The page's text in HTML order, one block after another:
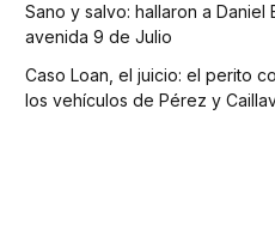
Sano y salvo: hallaron a
avenida 9 de Julio
Caso Loan, el juicio: el perito
los vehículos de Pérez y